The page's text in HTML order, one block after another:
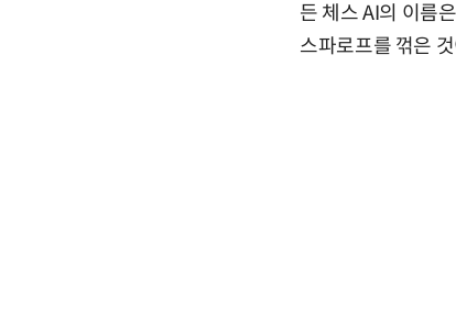
든 체스 AI의 이름
스파로프를 꺾은